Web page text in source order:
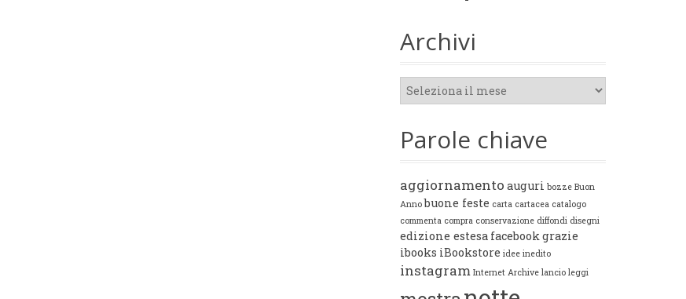
Archivi
Archivi
Parole chiave
aggiornamento auguri bozze Buon
Anno buone feste carta cartacea catalogo
commenta compra conservazione diffondi disegni
edizione estesa facebookgrazie
ibooks iBookstore idee inedito
instagram Internet Archive lancio leggi